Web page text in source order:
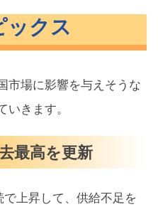
ックス
市場に影響を与えそうな
いきます。
最高を更新
上昇して、供給不足を